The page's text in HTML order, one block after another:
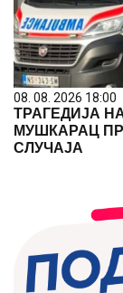
08. 08. 2026 18:00
ТРАГЕДИЈА
МУШКАРАЦ
СЛУЧАЈА